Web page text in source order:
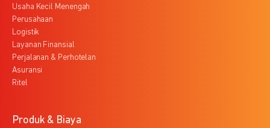
Usaha Kecil Menengah
Perusahaan
Logistik
Layanan Finansial
Perjalanan & Perhotelan
Asuransi
Ritel
Produk & Biaya